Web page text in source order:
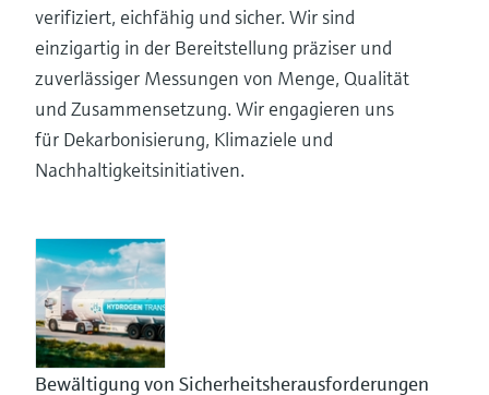
verifiziert, eichfähig und sicher. Wir sind
einzigartig in der Bereitstellung präziser und
zuverlässiger Messungen von Menge, Qualität
und Zusammensetzung. Wir engagieren uns
für Dekarbonisierung, Klimaziele und
Nachhaltigkeitsinitiativen.
Bewältigung von Sicherheitsherausforderungen